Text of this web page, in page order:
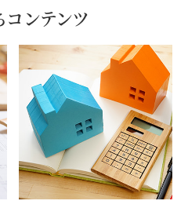
ンテンツ